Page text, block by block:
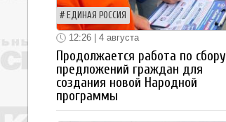
ЕДИНАЯ РОССИЯ
12:26 | 4 августа
Продолжается работа по сбору
предложений граждан для
создания новой Народной
программы